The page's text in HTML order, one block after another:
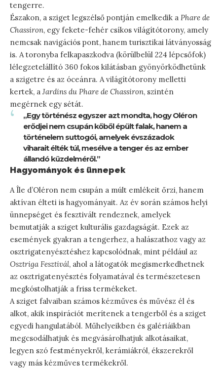
tengerre.
Északon, a sziget legszélső pontján emelkedik a Phare de
Chassiron, egy fekete-fehér csíkos világítótorony, amely
nemcsak navigációs pont, hanem turisztikai látványosság
is. A toronyba felkapaszkodva (körülbelül 224 lépcsőfok)
lélegzetelállító 360 fokos kilátásban gyönyörködhetünk
a szigetre és az óceánra. A világítótorony melletti
kertek, a Jardins du Phare de Chassiron, szintén
megérnek egy sétát.
„Egy történész egyszer azt mondta, hogy Oléron
erődjei nem csupán kőből épült falak, hanem a
történelem suttogói, amelyek évszázadok
viharait élték túl, mesélve a tenger és az ember
állandó küzdelméről.”
Hagyományok és ünnepek
A Île d’Oléron nem csupán a múlt emlékeit őrzi, hanem
aktívan élteti is hagyományait. Az év során számos helyi
ünnepséget és fesztivált rendeznek, amelyek
bemutatják a sziget kulturális gazdagságát. Ezek az
események gyakran a tengerhez, a halászathoz vagy az
osztrigatenyésztéshez kapcsolódnak, mint például az
Osztriga Fesztivál, ahol a látogatók megismerkedhetnek
az osztrigatenyésztés folyamatával és természetesen
megkóstolhatják a friss termékeket.
A sziget falvaiban számos kézműves és művész él és
alkot, akik inspirációt merítenek a tengerből és a sziget
egyedi hangulatából. Műhelyeikben és galériáikban
megcsodálhatjuk és megvásárolhatjuk alkotásaikat,
legyen szó festményekről, kerámiákról, ékszerekről
vagy más kézműves termékekről.